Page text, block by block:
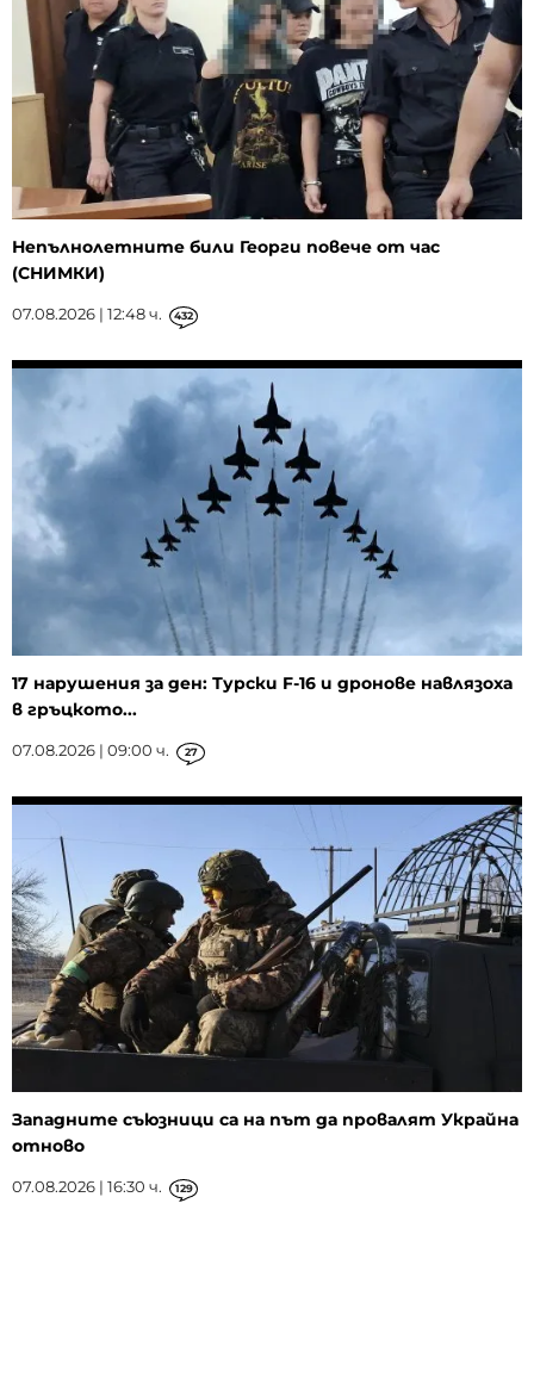
Непълнолетните били Георги повече от час
(СНИМКИ)
07.08.2026 | 12:48 ч. 432
17 нарушения за ден: Турски F-16 и дронове навлязоха
в гръцкото...
07.08.2026 | 09:00 ч. 27
Западните съюзници са на път да провалят Украйна
отново
07.08.2026 | 16:30 ч. 129